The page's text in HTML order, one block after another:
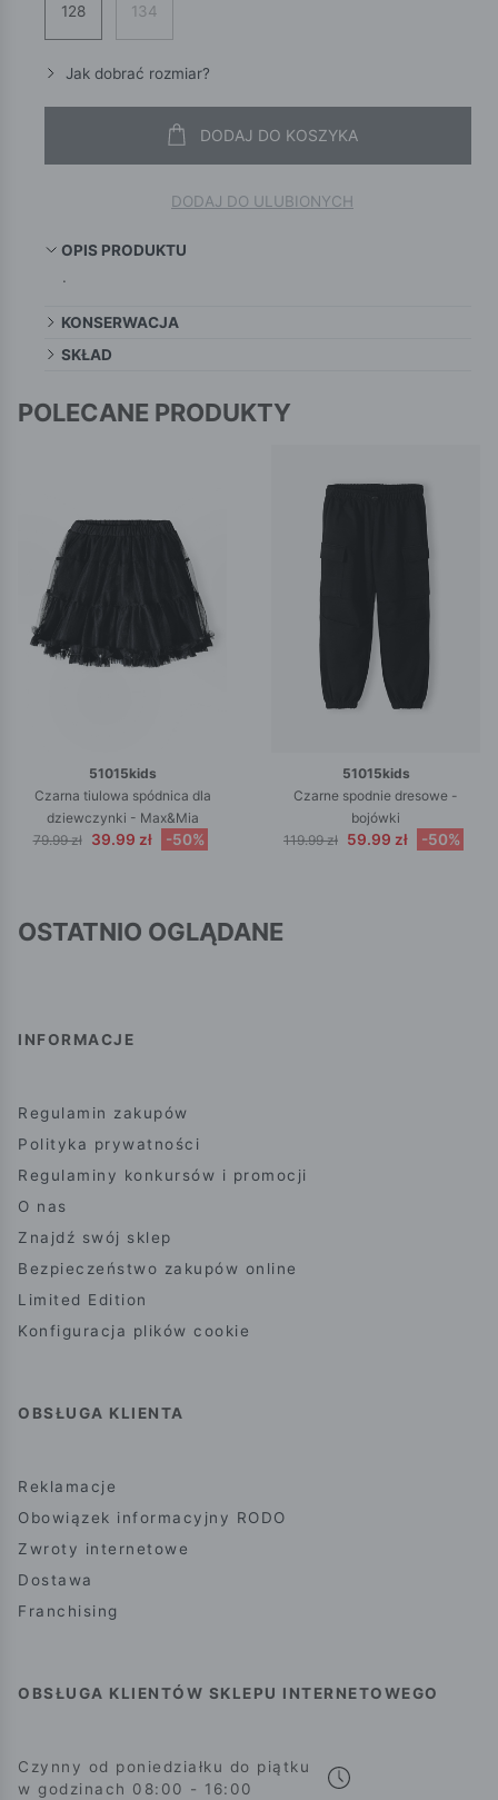
128 134
Jak dobrać rozmiar?
DODAJ DO KOSZYKA
DODAJ DO ULUBIONYCH
OPIS PRODUKTU
.
KONSERWACJA
SKŁAD
POLECANE PRODUKTY
51015kids
Czarna tiulowa spódnica dla
dziewczynki - Max&Mia
79.99 zł
39.99 zł -50%
51015kids
Czarne spodnie dresowe -
bojówki
119.99 zł 59.99 zł -50%
OSTATNIO OGLĄDANE
INFORMACJE
Regulamin zakupów
Polityka prywatności
Regulaminy konkursów i promocji
O nas
Znajdź swój sklep
Bezpieczeństwo zakupów online
Limited Edition
Konfiguracja plików cookie
OBSŁUGA KLIENTA
Reklamacje
Obowiązek informacyjny RODO
Zwroty internetowe
Dostawa
Franchising
OBSŁUGA KLIENTÓW SKLEPU INTERNETOWEGO
Czynny od poniedziałku do piątku
w godzinach 08:00 - 16:00